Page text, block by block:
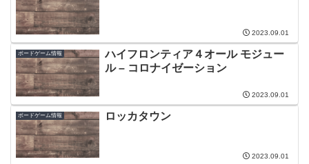
2023.09.01
ボードゲーム情報
ハイフロンティア４オール モジュー
ル – コロナイゼーション
2023.09.01
ボードゲーム情報 ロッカタウン
2023.09.01